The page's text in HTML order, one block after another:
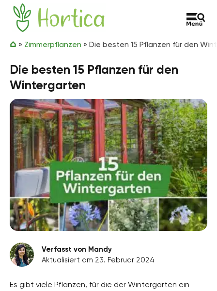
Zum Inhalt springen
Hortica
» Zimmerpflanzen » Die besten 15 Pflanzen für den
Die besten 15 Pflanzen für den
Wintergarten
Verfasst von Mandy
Aktualisiert am 23. Februar 2024
Es gibt viele Pflanzen, für die der Wintergarten ein